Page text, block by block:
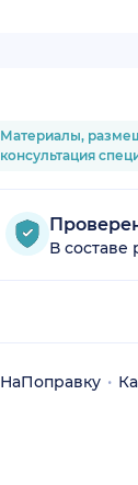
Материалы,
консультация
В составе
НаПоправку